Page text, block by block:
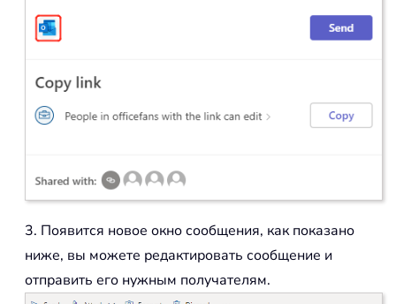
3. Появится новое окно сообщения, как показано
ниже, вы можете редактировать сообщение и
отправить его нужным получателям.